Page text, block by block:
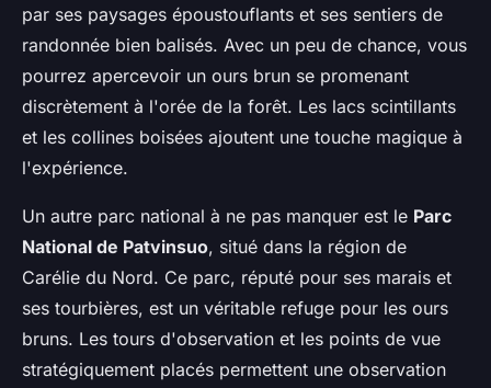
par ses paysages époustouflants et ses sentiers de
randonnée bien balisés. Avec un peu de chance, vous
pourrez apercevoir un ours brun se promenant
discrètement à l'orée de la forêt. Les lacs scintillants
et les collines boisées ajoutent une touche magique à
l'expérience.
Un autre parc national à ne pas manquer est le Parc
National de Patvinsuo, situé dans la région de
Carélie du Nord. Ce parc, réputé pour ses marais et
ses tourbières, est un véritable refuge pour les ours
bruns. Les tours d'observation et les points de vue
stratégiquement placés permettent une observation